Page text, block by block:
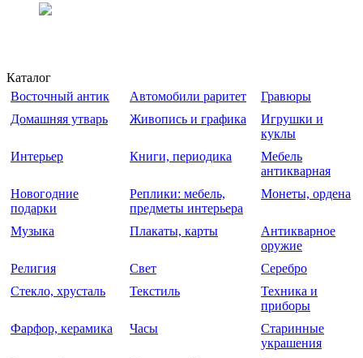
Каталог
Восточный антик
Автомобили раритет
Гравюры
Домашняя утварь
Живопись и графика
Игрушки и
куклы
Интерьер
Книги, периодика
Мебель
антикварная
Новогодние
подарки
Реплики: мебель,
предметы интерьера
Монеты, ордена
Музыка Плакаты, карты
Антикварное
оружие
Религия
Свет
Серебро
Стекло, хрусталь
Текстиль
Техника и
приборы
Фарфор, керамика
Часы
Старинные
украшения